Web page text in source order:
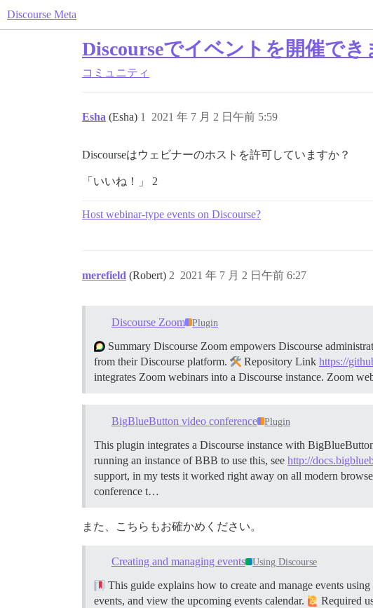
Discourse Meta
Discourseでイベントを開催でき
コミュニティ
Esha (Esha) 2021 年 7 月 2 日午前 5:59
1
Discourseはウェビナーのホストを許可していますか？
「いいね！」 2
Host webinar-type events on Discourse?
merefield (Robert) 2021 年 7 月 2 日午前 6:27
2
Discourse Zoom Plugin
Summary Discourse Zoom empowers Discourse
from their Discourse platform.
Repository Link https://
integrates Zoom webinars into a Discourse instance. Zoom
BigBlueButton video conference Plugin
This plugin integrates a Discourse instance with
running an instance of BBB to use this, see http://
support, in my tests it worked right away on all modern
conference t…
また、こちらもお確かめください。
Creating and managing events Using Discourse
This guide explains how to create and manage events
events, and view the upcoming events calendar.
Required